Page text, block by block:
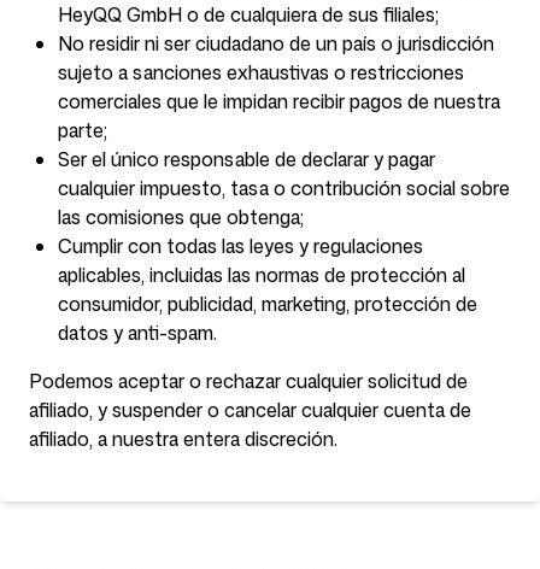
HeyQQ GmbH o de cualquiera de sus filiales;
No residir ni ser ciudadano de un país o jurisdicción
sujeto a sanciones exhaustivas o restricciones
comerciales que le impidan recibir pagos de nuestra
parte;
Ser el único responsable de declarar y pagar
cualquier impuesto, tasa o contribución social sobre
las comisiones que obtenga;
Cumplir con todas las leyes y regulaciones
aplicables, incluidas las normas de protección al
consumidor, publicidad, marketing, protección de
datos y anti-spam.
Podemos aceptar o rechazar cualquier solicitud de
afiliado, y suspender o cancelar cualquier cuenta de
afiliado, a nuestra entera discreción.